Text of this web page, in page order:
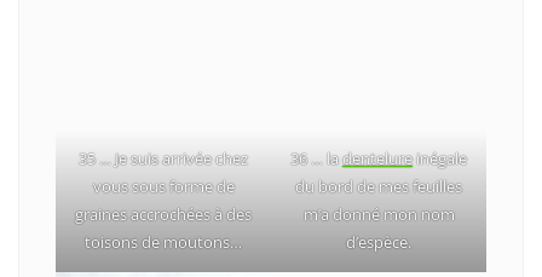
35 … Je suis arrivée chez
vous sous forme de
graines accrochées à des
toisons de moutons…
36 … ladentelureinégale
du bord de mes feuilles
m’a donné mon nom
d’espèce.